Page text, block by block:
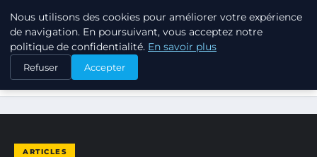
TUEZ-LES TOUS
ACCUEIL CONSEILS ENTREPRENEURIAL
ARTICLES
Nous utilisons des cookies pour améliorer votre expérience
de navigation. En poursuivant, vous acceptez notre
politique de confidentialité. En savoir plus
Refuser Accepter